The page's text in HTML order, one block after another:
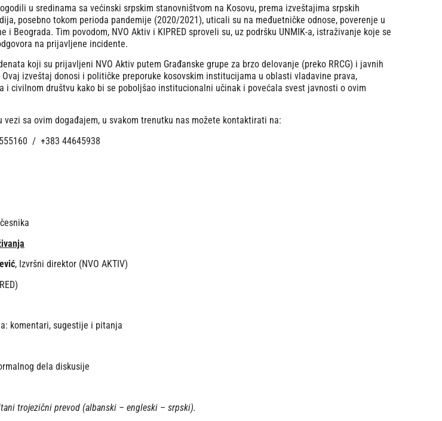
u sredinama sa većinski srpskim stanovništvom na Kosovu, prema izveštajima srpskih
posebno tokom perioda pandemije (2020/2021), uticali su na međuetničke odnose, poverenje u
Beograda. Tim povodom, NVO Aktiv i KIPRED sproveli su, uz podršku UNMIK-a, istraživanje koje se
na prijavljene incidente.
koji su prijavljeni NVO Aktiv putem Građanske grupe za brzo delovanje (preko RRCG) i javnih
Ovaj izveštaj donosi i političke preporuke kosovskim institucijama u oblasti vladavine prava,
i civilnom društvu kako bi se poboljšao institucionalni učinak i povećala svest javnosti o ovim
sa ovim događajem, u svakom trenutku nas možete kontaktirati na:
/ +383 44645938
, Izvršni direktor (NVO AKTIV)
sugestije i pitanja
dela diskusije
trojezični prevod (albanski – engleski – srpski).